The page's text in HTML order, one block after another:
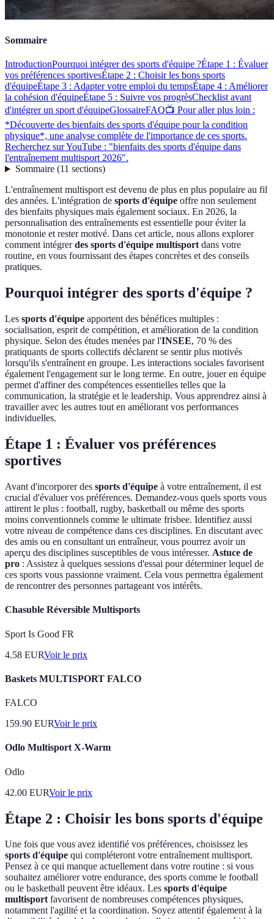
Sommaire
IntroductionPourquoi intégrer des sports d'équipe ?Étape 1 : Évaluer
vos préférences sportivesÉtape 2 : Choisir les bons sports
d'équipeÉtape 3 : Adapter votre emploi du tempsÉtape 4 : Améliorer
la cohésion d'équipeÉtape 5 : Suivre vos progrèsChecklist avant
d'intégrer un sport d'équipeGlossaireFAQ📺 Pour aller plus loin :
*Découverte des bienfaits des sports d'équipe pour la condition
physique*, une analyse complète de l'importance de ces sports.
Recherchez sur YouTube : "bienfaits des sports d'équipe dans
l'entraînement multisport 2026".
Sommaire(11 sections)
L'entraînement multisport est devenu de plus en plus populaire au fil
des années. L'intégration de sports d'équipe offre non seulement
des bienfaits physiques mais également sociaux. En 2026, la
personnalisation des entraînements est essentielle pour éviter la
monotonie et rester motivé. Dans cet article, nous allons explorer
comment intégrerdes sports d'équipe multisportdans votre
routine, en vous fournissant des étapes concrètes et des conseils
pratiques.
Pourquoi intégrer des sports d'équipe ?
Les sports d'équipe apportent des bénéfices multiples :
socialisation, esprit de compétition, et amélioration de la condition
physique. Selon des études menées par l'INSEE, 70 % des
pratiquants de sports collectifs déclarent se sentir plus motivés
lorsqu'ils s'entraînent en groupe. Les interactions sociales favorisent
également l'engagement sur le long terme. En outre, jouer en équipe
permet d'affiner des compétences essentielles telles que la
communication, la stratégie et le leadership. Vous apprendrez ainsi à
travailler avec les autres tout en améliorant vos performances
individuelles.
Étape 1 : Évaluer vos préférences
sportives
Avant d'incorporer des sports d'équipe à votre entraînement, il est
crucial d'évaluer vos préférences. Demandez-vous quels sports vous
attirent le plus : football, rugby, basketball ou même des sports
moins conventionnels comme le ultimate frisbee. Identifiez aussi
votre niveau de compétence dans ces disciplines. En discutant avec
des amis ou en consultant un entraîneur, vous pourrez avoir un
aperçu des disciplines susceptibles de vous intéresser. Astuce de
pro : Assistez à quelques sessions d'essai pour déterminer lequel de
ces sports vous passionne vraiment. Cela vous permettra également
de rencontrer des personnes partageant vos intérêts.
Chasuble Réversible Multisports
Sport Is Good FR
4.58 EURVoir le prix
Baskets MULTISPORT FALCO
FALCO
159.90 EURVoir le prix
Odlo Multisport X-Warm
Odlo
42.00 EURVoir le prix
Étape 2 : Choisir les bons sports d'équipe
Une fois que vous avez identifié vos préférences, choisissez les
sports d'équipe qui compléteront votre entraînement multisport.
Pensez à ce qui manque actuellement dans votre routine : si vous
souhaitez améliorer votre endurance, des sports comme le football
ou le basketball peuvent être idéaux. Les sports d'équipe
multisportfavorisent de nombreuses compétences physiques,
notamment l'agilité et la coordination. Soyez attentif également à la